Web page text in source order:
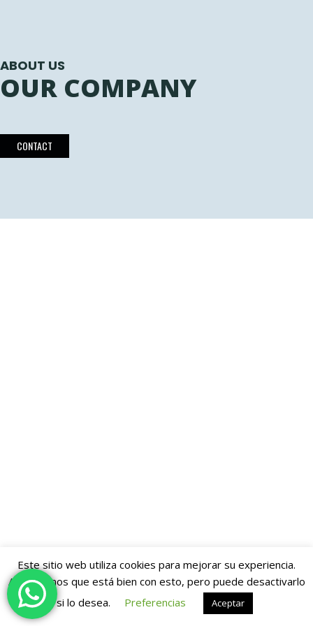
ABOUT US
OUR COMPANY
CONTACT
Este sitio web utiliza cookies para mejorar su experiencia.
Asumiremos que está bien con esto, pero puede desactivarlo
si lo desea.
Preferencias Aceptar